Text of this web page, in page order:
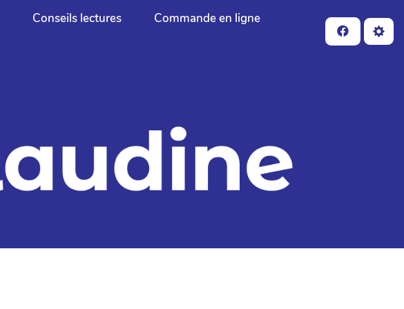
Conseils lectures
Commande en ligne